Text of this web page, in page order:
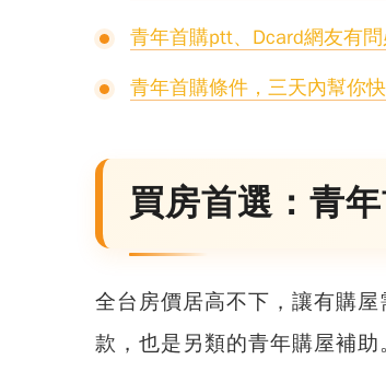
青年首購ptt、Dcard網友有問
青年首購條件，三天內幫你快
買房首選：青
全台房價居高不下，讓有購屋
款，也是另類的青年購屋補助